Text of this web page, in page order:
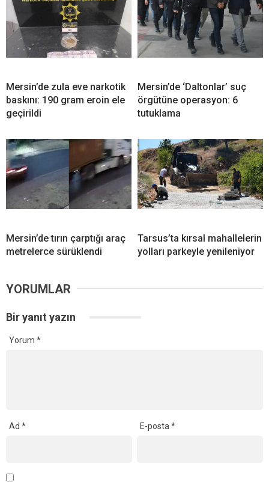
Mersin’de zula eve narkotik
baskını: 190 gram eroin ele
geçirildi
Mersin’de ‘Daltonlar’ suç
örgütüne operasyon: 6
tutuklama
Mersin’de tırın çarptığı araç
metrelerce sürüklendi
Tarsus’ta kırsal mahallelerin
yolları parkeyle yenileniyor
YORUMLAR
Bir yanıt yazın
Yorum *
Ad * E-posta*